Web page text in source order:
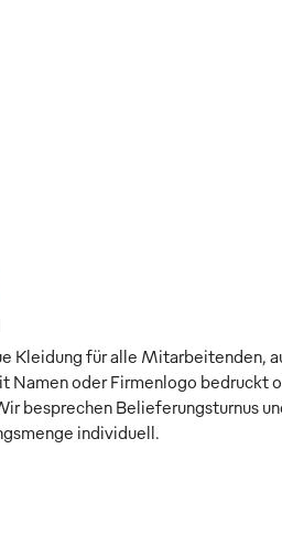
Kleidung für alle Mitarbeitenden,
Namen oder Firmenlogo bedruckt
besprechen Belieferungsturnus
individuell.